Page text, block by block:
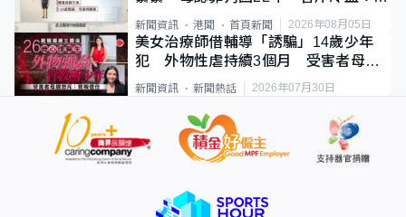
類案最惡劣
新聞資訊 港聞 首頁新聞 2026年08月05日
美女治療師借輔導「誘騙」14歲少年
犯 外物性虐持續3個月 受害者母：
要保護其他人
新聞資訊 新聞熱話 2026年07月30日